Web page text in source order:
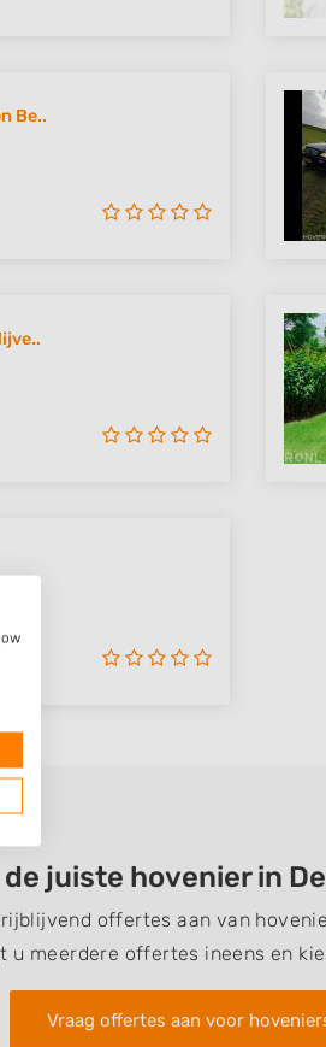
Be..
de juiste hovenier in
offertes aan van
u meerdere offertes ineens en
Vraag offertes aan voor